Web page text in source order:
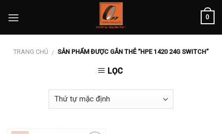
0
TRANG CHỦ / SẢN PHẨM ĐƯỢC GẮN THẺ “HPE 1420 24G SWITCH”
LỌC